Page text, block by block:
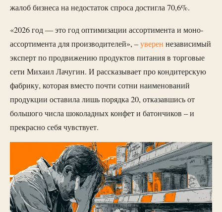
жалоб бизнеса на недостаток спроса достигла 70,6%.
«2026 год — это год оптимизации ассортимента и моно-
ассортимента для производителей», –уверен независимый
эксперт по продвижению продуктов питания в торговые
сети Михаил Лачугин. И рассказывает про кондитерскую
фабрику, которая вместо почти сотни наименований
продукции оставила лишь порядка 20, отказавшись от
большого числа шоколадных конфет и батончиков – и
прекрасно себя чувствует.